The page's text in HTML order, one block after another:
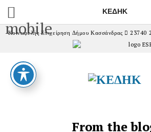
mobile
ΚΕΔΗΚ
Κοινωφελής Επιχείρηση Δήμου Κασσάνδρας 23740
From the